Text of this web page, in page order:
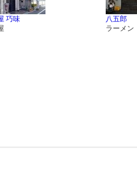
巧味
八五郎
ラーメン